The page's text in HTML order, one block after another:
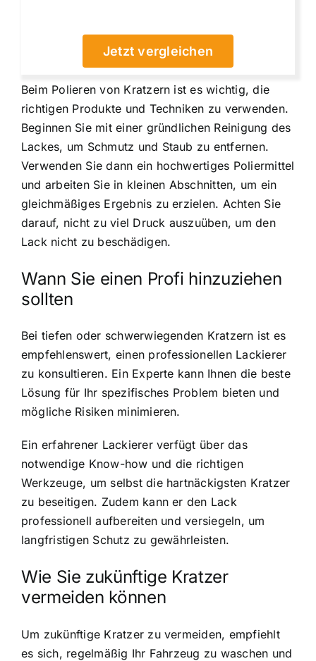
Jetzt vergleichen
Beim Polieren von Kratzern ist es wichtig, die
richtigen Produkte und Techniken zu verwenden.
Beginnen Sie mit einer gründlichen Reinigung des
Lackes, um Schmutz und Staub zu entfernen.
Verwenden Sie dann ein hochwertiges Poliermittel
und arbeiten Sie in kleinen Abschnitten, um ein
gleichmäßiges Ergebnis zu erzielen. Achten Sie
darauf, nicht zu viel Druck auszuüben, um den
Lack nicht zu beschädigen.
Wann Sie einen Profi hinzuziehen
sollten
Bei tiefen oder schwerwiegenden Kratzern ist es
empfehlenswert, einen professionellen Lackierer
zu konsultieren. Ein Experte kann Ihnen die beste
Lösung für Ihr spezifisches Problem bieten und
mögliche Risiken minimieren.
Ein erfahrener Lackierer verfügt über das
notwendige Know-how und die richtigen
Werkzeuge, um selbst die hartnäckigsten Kratzer
zu beseitigen. Zudem kann er den Lack
professionell aufbereiten und versiegeln, um
langfristigen Schutz zu gewährleisten.
Wie Sie zukünftige Kratzer
vermeiden können
Um zukünftige Kratzer zu vermeiden, empfiehlt
es sich, regelmäßig Ihr Fahrzeug zu waschen und